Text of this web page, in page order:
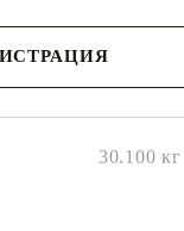
30.100 кг